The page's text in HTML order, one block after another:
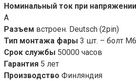
Номинальный ток при напряжении
A
Разъем встроен. Deutsch (2pin)
Тип монтажа фары 3 шт. – болт М6
Срок службы 50000 часов
Гарантия 5 лет
Производство Финляндия